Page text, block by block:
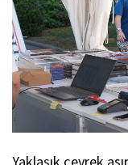
Yaklaşık çeyrek